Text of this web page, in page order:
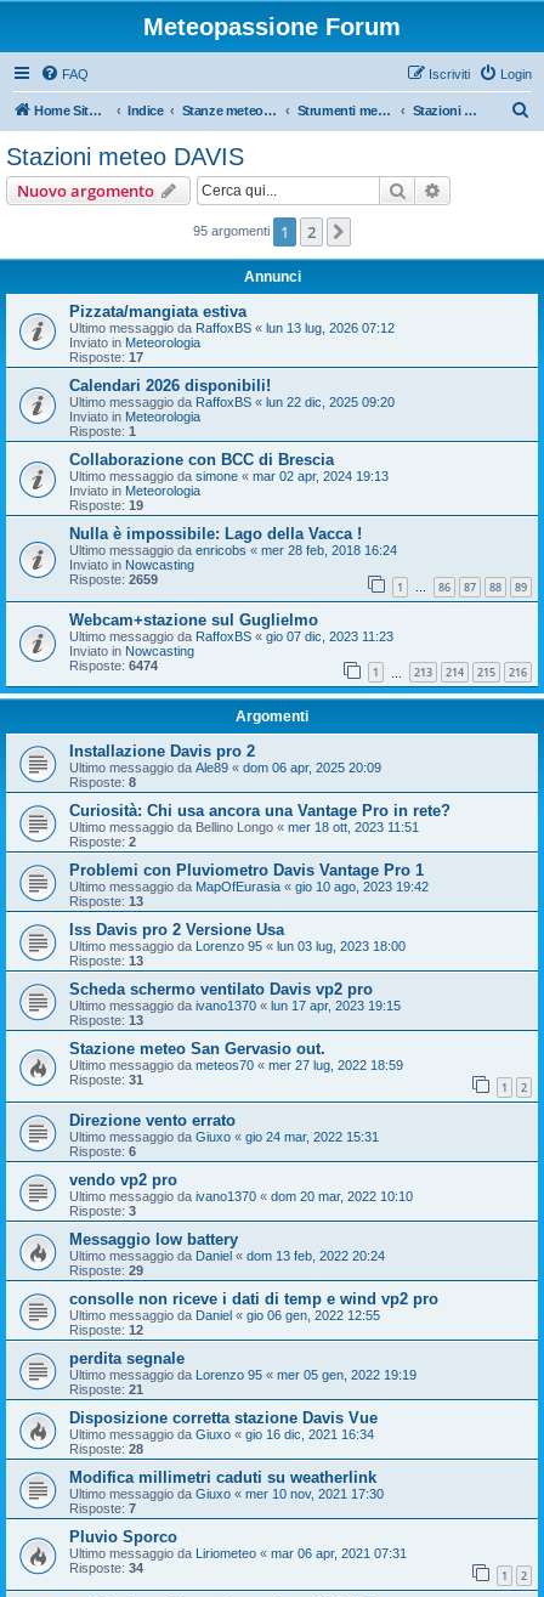
Meteopassione Forum
FAQ Login
Iscriviti
Home Sito Meteopassione Indice Stanze meteorologiche Strumenti meteo Stazioni meteo DAVIS
Stazioni meteo DAVIS
Nuovo argomento Cerca
95 argomenti 1 2
Annunci
Pizzata/mangiata estiva
Ultimo messaggio da RaffoxBS « lun 13 lug, 2026 07:12
Inviato in Meteorologia
Risposte: 17
Calendari 2026 disponibili!
Ultimo messaggio da RaffoxBS « lun 22 dic, 2025 09:20
Inviato in Meteorologia
Risposte: 1
Collaborazione con BCC di Brescia
Ultimo messaggio da simone « mar 02 apr, 2024 19:13
Inviato in Meteorologia
Risposte: 19
Nulla è impossibile: Lago della Vacca !
Ultimo messaggio da enricobs « mer 28 feb, 2018 16:24
Inviato in Nowcasting
Risposte: 2659 1 … 86 87 88 89
Webcam+stazione sul Guglielmo
Ultimo messaggio da RaffoxBS « gio 07 dic, 2023 11:23
Inviato in Nowcasting
Risposte: 6474 1 213 214 215 216
Argomenti
Installazione Davis pro 2
Ultimo messaggio da Ale89 « dom 06 apr, 2025 20:09
Risposte: 8
Curiosità: Chi usa ancora una Vantage Pro in rete?
Ultimo messaggio da Bellino Longo « mer 18 ott, 2023 11:51
Risposte: 2
Problemi con Pluviometro Davis Vantage Pro 1
Ultimo messaggio da MapOfEurasia « gio 10 ago, 2023 19:42
Risposte: 13
Iss Davis pro 2 Versione Usa
Ultimo messaggio da Lorenzo 95 « lun 03 lug, 2023 18:00
Risposte: 13
Scheda schermo ventilato Davis vp2 pro
Ultimo messaggio da ivano1370 « lun 17 apr, 2023 19:15
Risposte: 13
Stazione meteo San Gervasio out.
Ultimo messaggio da meteos70 « mer 27 lug, 2022 18:59
Risposte: 31 1 2
Direzione vento errato
Ultimo messaggio da Giuxo « gio 24 mar, 2022 15:31
Risposte: 6
vendo vp2 pro
Ultimo messaggio da ivano1370 « dom 20 mar, 2022 10:10
Risposte: 3
Messaggio low battery
Ultimo messaggio da Daniel « dom 13 feb, 2022 20:24
Risposte: 29
consolle non riceve i dati di temp e wind vp2 pro
Ultimo messaggio da Daniel « gio 06 gen, 2022 12:55
Risposte: 12
perdita segnale
Ultimo messaggio da Lorenzo 95 « mer 05 gen, 2022 19:19
Risposte: 21
Disposizione corretta stazione Davis Vue
Ultimo messaggio da Giuxo « gio 16 dic, 2021 16:34
Risposte: 28
Modifica millimetri caduti su weatherlink
Ultimo messaggio da Giuxo « mer 10 nov, 2021 17:30
Risposte: 7
Pluvio Sporco
Ultimo messaggio da Liriometeo « mar 06 apr, 2021 07:31
Risposte: 34 1 2